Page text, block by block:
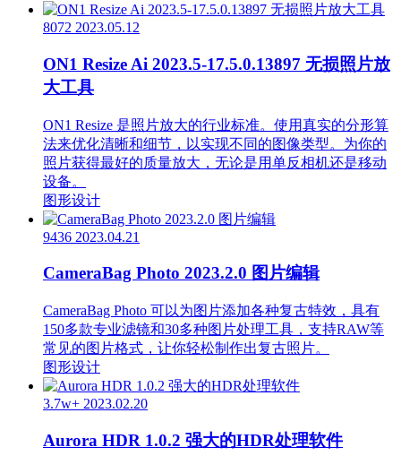
8072 2023.05.12
ON1 Resize Ai 2023.5-17.5.0.13897 无损照片放
大工具
ON1 Resize 是照片放大的行业标准。使用真实的分形算
法来优化清晰和细节，以实现不同的图像类型。为你的
照片获得最好的质量放大，无论是用单反相机还是移动
设备。
图形设计
9436 2023.04.21
CameraBag Photo 2023.2.0 图片编辑
CameraBag Photo 可以为图片添加各种复古特效，具有
150多款专业滤镜和30多种图片处理工具，支持RAW等
常见的图片格式，让你轻松制作出复古照片。
图形设计
3.7w+ 2023.02.20
Aurora HDR 1.0.2 强大的HDR处理软件